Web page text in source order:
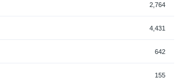
2,764
4,431
642
155